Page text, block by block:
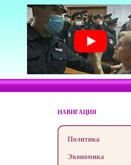
НАВИГАЦИЯ
Политика
Экономика